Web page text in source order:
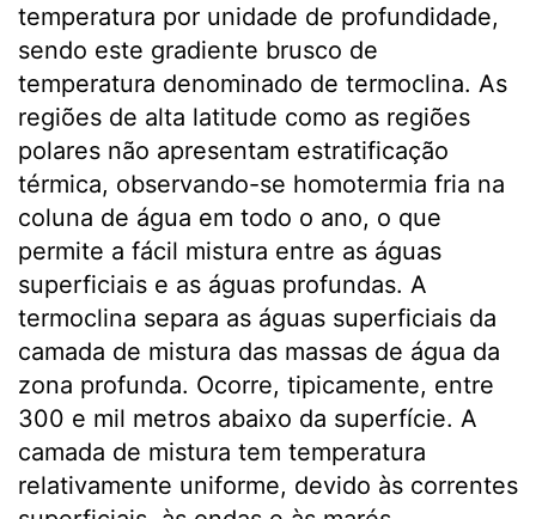
temperatura por unidade de profundidade,
sendo este gradiente brusco de
temperatura denominado de termoclina. As
regiões de alta latitude como as regiões
polares não apresentam estratificação
térmica, observando-se homotermia fria na
coluna de água em todo o ano, o que
permite a fácil mistura entre as águas
superficiais e as águas profundas. A
termoclina separa as águas superficiais da
camada de mistura das massas de água da
zona profunda. Ocorre, tipicamente, entre
300 e mil metros abaixo da superfície. A
camada de mistura tem temperatura
relativamente uniforme, devido às correntes